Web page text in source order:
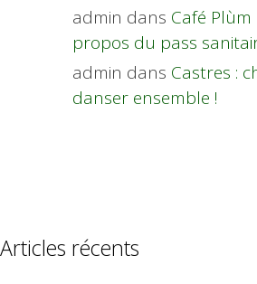
admin dans Café Plùm
propos du pass
admin dans Castres :
danser ensemble !
Articles récents